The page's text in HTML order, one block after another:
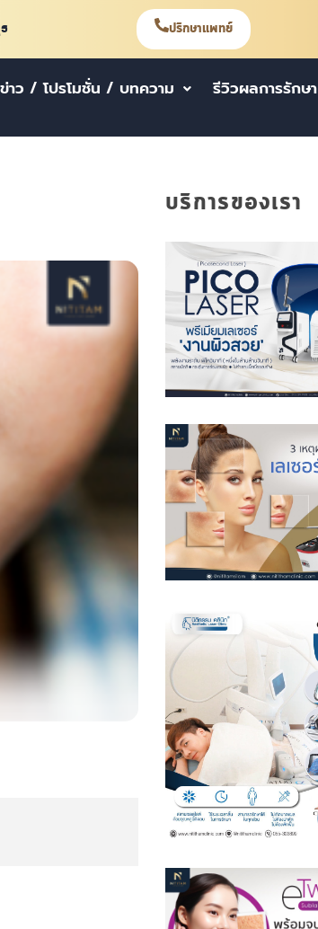
ปรึกษาแพทย์
ข่าว / โปรโมชั่น / บทความ รีวิวผลการรักษา
บริการของเรา